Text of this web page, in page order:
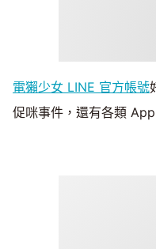
電獺少女 LINE 官方帳號
促咪事件，還有各類